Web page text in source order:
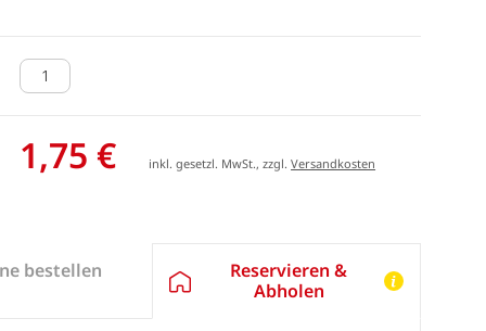
1,75 € inkl. gesetzl. MwSt., zzgl.Versandkosten
bestellen
Reservieren &
Abholen